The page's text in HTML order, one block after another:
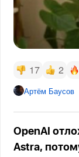
17 2
Артём Баусов
OpenAI
Astra,